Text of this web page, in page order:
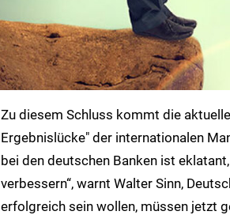
Zu diesem Schluss kommt die
Ergebnislücke" der internationalen
bei den deutschen Banken ist
verbessern“, warnt Walter Sinn,
erfolgreich sein wollen, müssen jetzt